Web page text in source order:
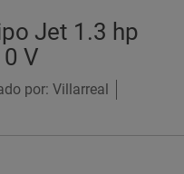
Jet 1.3 hp
V
por: Villarreal